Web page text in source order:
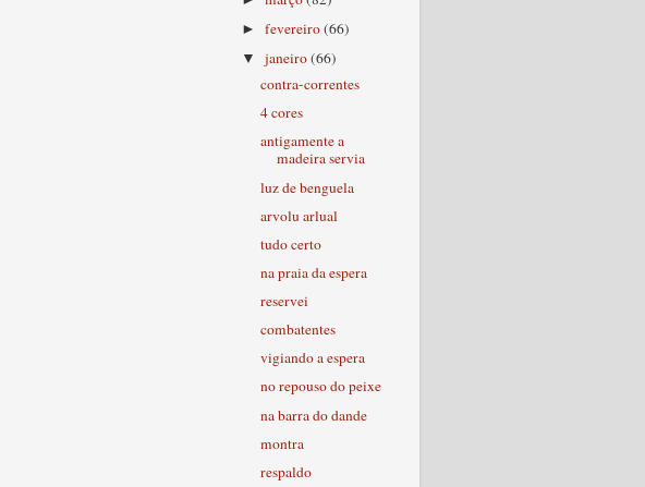
►fevereiro(66)
▼janeiro(66)
contra-correntes
4 cores
antigamente a
madeira servia
luz de benguela
arvolu arlual
tudo certo
na praia da espera
reservei
combatentes
vigiando a espera
no repouso do peixe
na barra do dande
montra
respaldo